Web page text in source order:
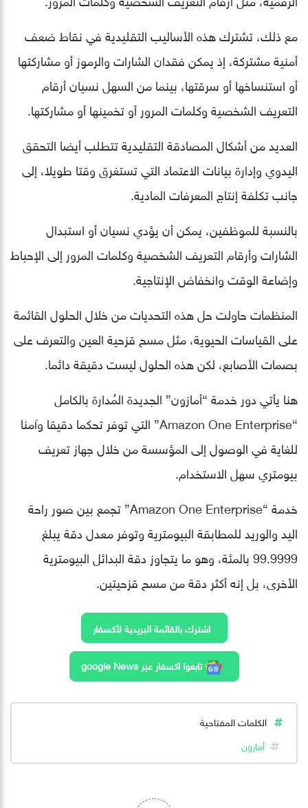
مع ذلك، تشترك هذه الأساليب التقليدية في نقاط ضعف
أمنية مشتركة، إذ يمكن فقدان الشارات والرموز أو مشاركتها
أو استنساخها أو سرقتها، بينما من السهل نسيان أرقام
التعريف الشخصية وكلمات المرور أو تخمينها أو مشاركتها.
العديد من أشكال المصادقة التقليدية تتطلب أيضا التحقق
اليدوي وإدارة بيانات الاعتماد التي تستغرق وقتا طويلا، إلى
جانب تكلفة إنتاج المعرفات المادية.
بالنسبة للموظفين، يمكن أن يؤدي نسيان أو استبدال
الشارات وأرقام التعريف الشخصية وكلمات المرور إلى الإحباط
وإضاعة الوقت وانخفاض الإنتاجية.
المنظمات حاولت حل هذه التحديات من خلال الحلول القائمة
على القياسات الحيوية، مثل مسح قزحية العين والتعرف على
بصمات الأصابع، لكن هذه الحلول ليست دقيقة دائما.
هنا يأتي دور خدمة “أمازون” الجديدة المُدارة بالكامل
“Amazon One Enterprise” التي توفر تحكما دقيقا وآمنا
للغاية في الوصول إلى المؤسسة من خلال جهاز تعريف
بيومتري سهل الاستخدام.
خدمة “Amazon One Enterprise” تجمع بين صور راحة
اليد والوريد للمطابقة البيومترية وتوفر معدل دقة يبلغ
99.9999 بالمئة، وهو ما يتجاوز دقة البدائل البيومترية
الأخرى، بل إنه أكثر دقة من مسح قزحيتين.
اشترك بالقائمة البريدية لأكسفار
تابعوا اكسفار عبر google News
الكلمات المفتاحية
أمازون